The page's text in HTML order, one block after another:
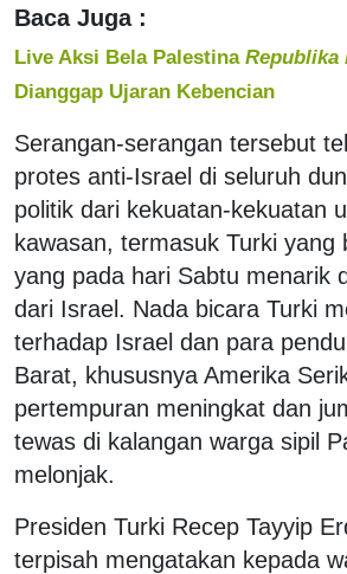
Baca Juga :
Live Aksi Bela Palestina Republika
Dianggap Ujaran Kebencian
Serangan-serangan tersebut
protes anti-Israel di seluruh
politik dari kekuatan-kekuatan
kawasan, termasuk Turki yang
yang pada hari Sabtu menarik
dari Israel. Nada bicara Turki
terhadap Israel dan para
Barat, khususnya Amerika
pertempuran meningkat dan
tewas di kalangan warga sipil
melonjak.
Presiden Turki Recep Tayyip
terpisah mengatakan kepada